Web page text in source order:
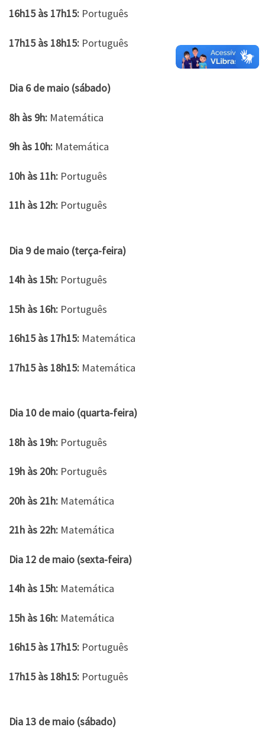
16h15 às 17h15: Português
17h15 às 18h15: Português
Dia 6 de maio (sábado)
8h às 9h: Matemática
9h às 10h: Matemática
10h às 11h: Português
11h às 12h: Português
Dia 9 de maio (terça-feira)
14h às 15h: Português
15h às 16h: Português
16h15 às 17h15: Matemática
17h15 às 18h15: Matemática
Dia 10 de maio (quarta-feira)
18h às 19h: Português
19h às 20h: Português
20h às 21h: Matemática
21h às 22h: Matemática
Dia 12 de maio (sexta-feira)
14h às 15h: Matemática
15h às 16h: Matemática
16h15 às 17h15: Português
17h15 às 18h15: Português
Dia 13 de maio (sábado)